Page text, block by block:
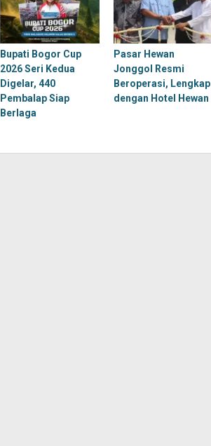
Bupati Bogor Cup
2026 Seri Kedua
Digelar, 440
Pembalap Siap
Berlaga
Pasar Hewan
Jonggol Resmi
Beroperasi, Lengkap
dengan Hotel Hewan